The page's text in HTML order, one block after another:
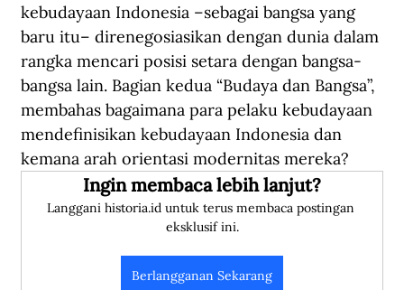
kebudayaan Indonesia –sebagai bangsa yang
baru itu– direnegosiasikan dengan dunia dalam
rangka mencari posisi setara dengan bangsa-
bangsa lain. Bagian kedua “Budaya dan Bangsa”,
membahas bagaimana para pelaku kebudayaan
mendefinisikan kebudayaan Indonesia dan
kemana arah orientasi modernitas mereka?
Ingin membaca lebih lanjut?
Langgani historia.id untuk terus membaca postingan
eksklusif ini.
Berlangganan Sekarang